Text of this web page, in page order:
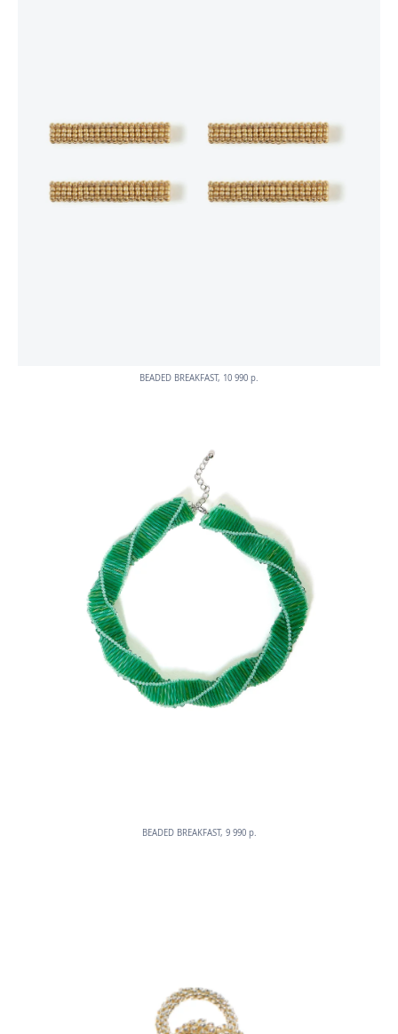
BEADED BREAKFAST, 10 990 p.
BEADED BREAKFAST, 9 990 p.